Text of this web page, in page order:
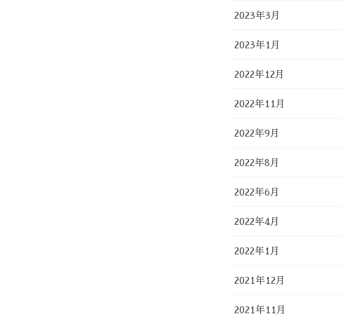
2023年3月
2023年1月
2022年12月
2022年11月
2022年9月
2022年8月
2022年6月
2022年4月
2022年1月
2021年12月
2021年11月